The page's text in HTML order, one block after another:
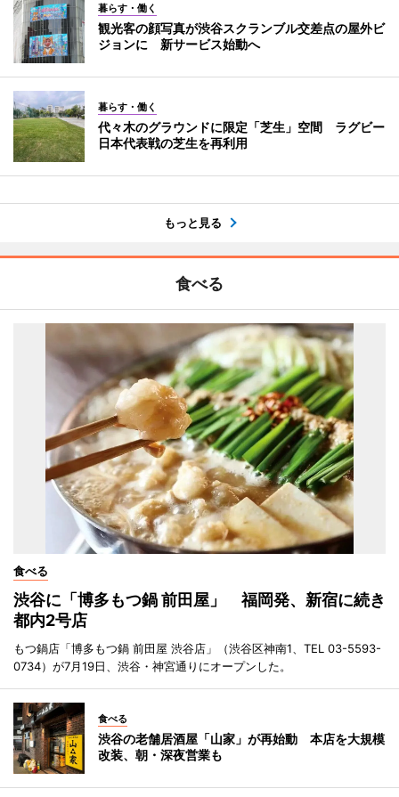
暮らす・働く
観光客の顔写真が渋谷スクランブル交差点の屋外ビ
ジョンに 新サービス始動へ
暮らす・働く
代々木のグラウンドに限定「芝生」空間 ラグビー
日本代表戦の芝生を再利用
もっと見る
食べる
食べる
渋谷に「博多もつ鍋 前田屋」 福岡発、新宿に続き
都内2号店
もつ鍋店「博多もつ鍋 前田屋 渋谷店」（渋谷区神南1、TEL 03-5593-
0734）が7月19日、渋谷・神宮通りにオープンした。
食べる
渋谷の老舗居酒屋「山家」が再始動 本店を大規模
改装、朝・深夜営業も